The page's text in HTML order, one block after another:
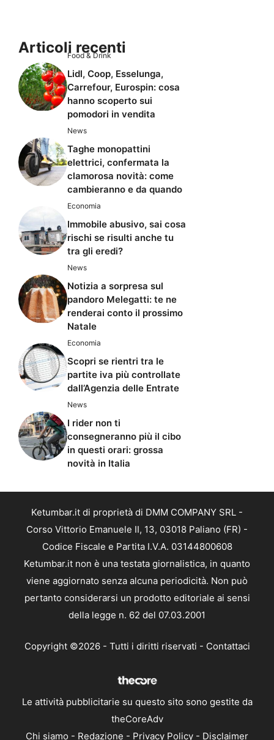
Articoli recenti
Food & Drink
Lidl, Coop, Esselunga,
Carrefour, Eurospin: cosa
hanno scoperto sui
pomodori in vendita
News
Taghe monopattini
elettrici, confermata la
clamorosa novità: come
cambieranno e da quando
Economia
Immobile abusivo, sai cosa
rischi se risulti anche tu
tra gli eredi?
News
Notizia a sorpresa sul
pandoro Melegatti: te ne
renderai conto il prossimo
Natale
Economia
Scopri se rientri tra le
partite iva più controllate
dall’Agenzia delle Entrate
News
I rider non ti
consegneranno più il cibo
in questi orari: grossa
novità in Italia
Ketumbar.it di proprietà di DMM COMPANY SRL -
Corso Vittorio Emanuele II, 13, 03018 Paliano (FR) -
Codice Fiscale e Partita I.V.A. 03144800608
Ketumbar.it non è una testata giornalistica, in quanto
viene aggiornato senza alcuna periodicità. Non può
pertanto considerarsi un prodotto editoriale ai sensi
della legge n. 62 del 07.03.2001
Copyright ©2026 - Tutti i diritti riservati - Contattaci
Le attività pubblicitarie su questo sito sono gestite da
theCoreAdv
Chi siamo - Redazione - Privacy Policy - Disclaimer